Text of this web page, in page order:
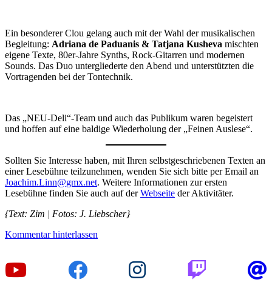
Ein besonderer Clou gelang auch mit der Wahl der musikalischen
Begleitung: Adriana de Paduanis & Tatjana Kusheva mischten
eigene Texte, 80er-Jahre Synths, Rock-Gitarren und modernen
Sounds. Das Duo untergliederte den Abend und unterstützten die
Vortragenden bei der Tontechnik.
Das „NEU-Deli“-Team und auch das Publikum waren begeistert
und hoffen auf eine baldige Wiederholung der „Feinen Auslese“.
Sollten Sie Interesse haben, mit Ihren selbstgeschriebenen Texten an
einer Lesebühne teilzunehmen, wenden Sie sich bitte per Email an
Joachim.Linn@gmx.net. Weitere Informationen zur ersten
Lesebühne finden Sie auch auf derWebseite der Aktivitäter.
{Text: Zim | Fotos: J. Liebscher}
Kommentar hinterlassen